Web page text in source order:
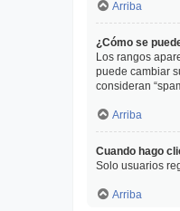
Arriba
¿Cómo se
Los rangos
puede cambiar
consideran
Arriba
Cuando hago
Solo usuarios
Arriba